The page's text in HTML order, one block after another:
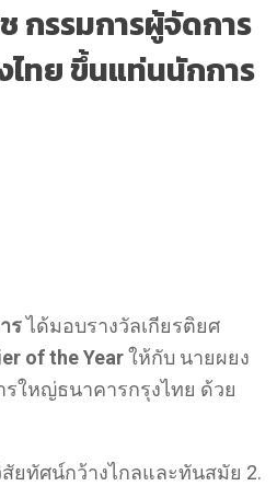
กรรมการผู้จัดการ
ไทย ขึ้นแท่นนักการ
รได้มอบรางวัลเกียรติยศ
of the Yearให้กับ นายผยง
ใหญ่ธนาคารกรุงไทย ด้วย
ยทัศน์กว้างไกลและทันสมัย 2.